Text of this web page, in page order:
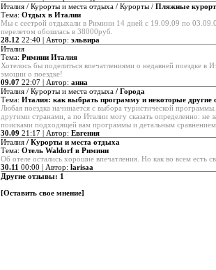
Италия / Курорты и места отдыха / Курорты / Пляжные
Тема: Отдых в Италии
Мы с сестрой отдыхали в Римини 14 дней с 19.09.09 по
перелетом обошлась в 38000руб.
28.12 22:40 | Автор: эльвира
Италия
Тема: Римини Италия
Хотелось бы поделиться впечатлениями о недавней поездке
эмоции о поездке!
09.07 22:07 | Автор: анна
Италия / Курорты и места отдыха / Города
Тема: Италия: как выбрать программу и некоторые другие
Любая поездка начинается с выбора туристической
другими странами, а по Италии могу сказать определенно: не
поисками подходящей вам программы и детальным
30.09 21:17 | Автор: Евгения
Италия / Курорты и места отдыха
Тема: Отель Waldorf в Римини
Об отеле остались хорошие впечатления. Но как во всем есть
30.11 00:00 | Автор: larisaa
Другие отзывы: 1
[Оставить свое мнение]